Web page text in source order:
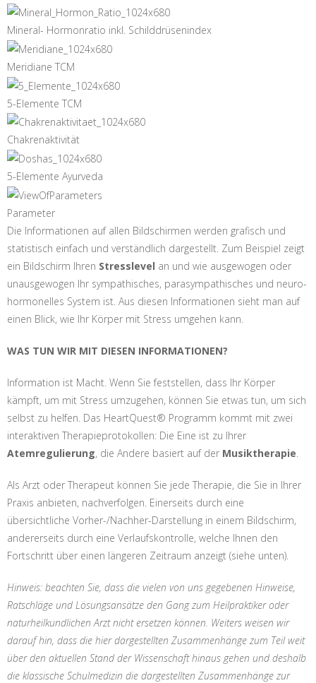
Mineral- Hormonratio inkl. Schilddrüsenindex
Meridiane TCM
5-Elemente TCM
Chakrenaktivität
5-Elemente Ayurveda
Parameter
Die Informationen auf allen Bildschirmen werden grafisch und
statistisch einfach und verständlich dargestellt. Zum Beispiel zeigt
ein Bildschirm Ihren Stresslevel an und wie ausgewogen oder
unausgewogen Ihr sympathisches, parasympathisches und neuro-
hormonelles System ist. Aus diesen Informationen sieht man auf
einen Blick, wie Ihr Körper mit Stress umgehen kann.
WAS TUN WIR MIT DIESEN INFORMATIONEN?
Information ist Macht. Wenn Sie feststellen, dass Ihr Körper
kämpft, um mit Stress umzugehen, können Sie etwas tun, um sich
selbst zu helfen. Das HeartQuest® Programm kommt mit zwei
interaktiven Therapieprotokollen: Die Eine ist zu Ihrer
Atemregulierung, die Andere basiert auf der Musiktherapie
Als Arzt oder Therapeut können Sie jede Therapie, die Sie in Ihrer
Praxis anbieten, nachverfolgen. Einerseits durch eine
übersichtliche Vorher-/Nachher-Darstellung in einem Bildschirm,
andererseits durch eine Verlaufskontrolle, welche Ihnen den
Fortschritt über einen längeren Zeitraum anzeigt (siehe unten).
Hinweis: beachten Sie, dass die vielen von uns gegebenen Hinweise,
Ratschläge und Lösungsansätze den Gang zum Heilpraktiker oder
naturheilkundlichen Arzt nicht ersetzen können. Weiters weisen wir
darauf hin, dass die hier dargestellten Zusammenhänge zum Teil weit
über den aktuellen Stand der Wissenschaft hinaus gehen und deshalb
die klassische Schulmedizin die dargestellten Zusammenhänge zur